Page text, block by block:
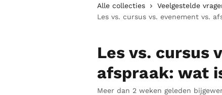
Alle collecties
Veelgestelde
Les vs. cursus vs. evenement vs.
Les vs. cursus
afspraak: wat
Meer dan 2 weken geleden